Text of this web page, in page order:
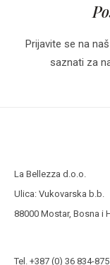
Prijavite se na
saznati za
La Bellezza d.o.o.
Ulica: Vukovarska b.b.
88000 Mostar, Bosna i
Tel. +387 (0) 36 834-875